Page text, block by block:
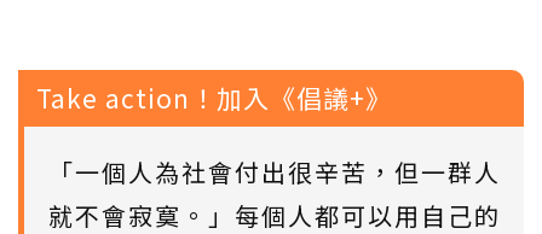
Take action！加入《倡議+》
「一個人為社會付出很辛苦，但一群人
就不會寂寞。」每個人都可以用自己的